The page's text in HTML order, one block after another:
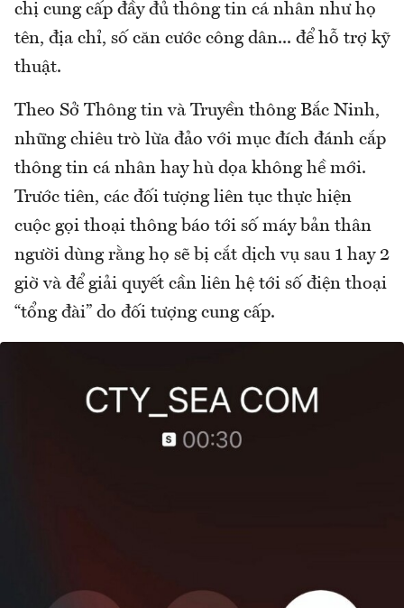
chị cung cấp đầy đủ thông tin cá nhân như họ
tên, địa chỉ, số căn cước công dân... để hỗ trợ kỹ
thuật.
Theo Sở Thông tin và Truyền thông Bắc Ninh,
những chiêu trò lừa đảo với mục đích đánh cắp
thông tin cá nhân hay hù dọa không hề mới.
Trước tiên, các đối tượng liên tục thực hiện
cuộc gọi thoại thông báo tới số máy bản thân
người dùng rằng họ sẽ bị cắt dịch vụ sau 1 hay 2
giờ và để giải quyết cần liên hệ tới số điện thoại
“tổng đài” do đối tượng cung cấp.